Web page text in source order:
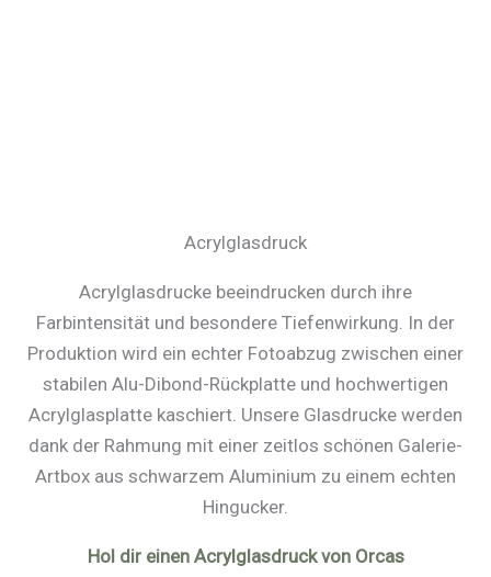
Acrylglasdruck
Acrylglasdrucke beeindrucken durch ihre
Farbintensität und besondere Tiefenwirkung. In der
Produktion wird ein echter Fotoabzug zwischen einer
stabilen Alu-Dibond-Rückplatte und hochwertigen
Acrylglasplatte kaschiert. Unsere Glasdrucke werden
dank der Rahmung mit einer zeitlos schönen Galerie-
Artbox aus schwarzem Aluminium zu einem echten
Hingucker.
Hol dir einen Acrylglasdruck von Orcas